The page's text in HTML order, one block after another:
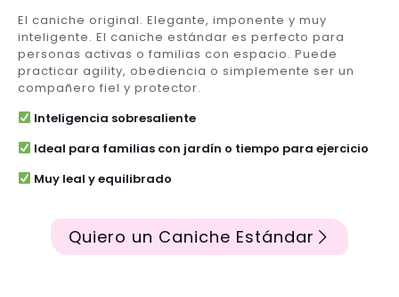
El caniche original. Elegante, imponente y muy
inteligente. El caniche estándar es perfecto para
personas activas o familias con espacio. Puede
practicar agility, obediencia o simplemente ser un
compañero fiel y protector.
Inteligencia sobresaliente
Ideal para familias con jardín o tiempo para ejercicio
Muy leal y equilibrado
Quiero un Caniche Estándar